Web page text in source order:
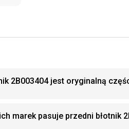
2B003404 jest oryginalną
marek pasuje przedni błotnik